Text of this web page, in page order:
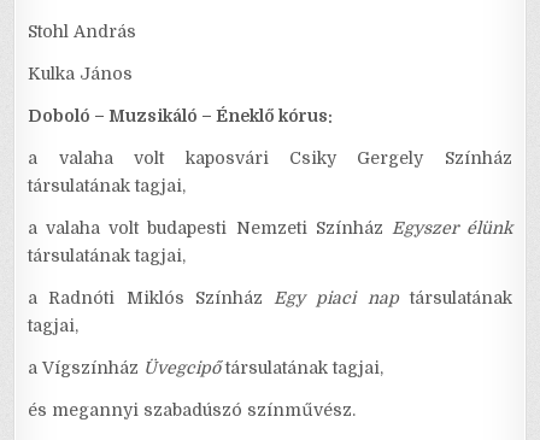
Stohl András
Kulka János
Doboló – Muzsikáló – Éneklő kórus:
a valaha volt kaposvári Csiky Gergely Színház
társulatának tagjai,
a valaha volt budapesti Nemzeti Színház Egyszer élünk
társulatának tagjai,
a Radnóti Miklós SzínházEgy piaci naptársulatának
tagjai,
a Vígszínház Üvegcipőtársulatának tagjai,
és megannyi szabadúszó színművész.